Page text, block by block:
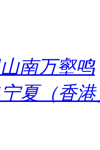
南万壑鸣
夏（香